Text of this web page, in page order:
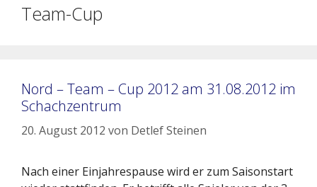
Team-Cup
Nord – Team – Cup 2012 am 31.08.2012 im
Schachzentrum
20. August 2012 von Detlef Steinen
Nach einer Einjahrespause wird er zum Saisonstart